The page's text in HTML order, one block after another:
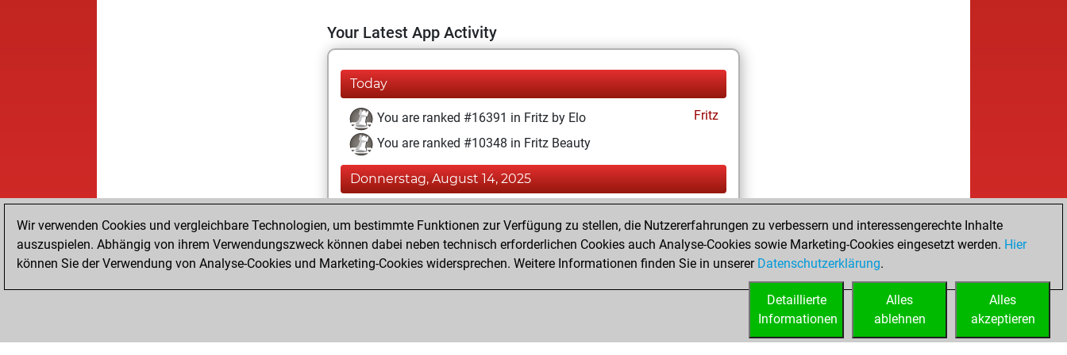
Your Latest App Activity
Today
You are ranked #16391 in Fritz by Elo
Fritz
You are ranked #10348 in Fritz Beauty
Donnerstag, August 14, 2025
You achieved a new Elo of 1585
You created your Fritz account
Wir verwenden Cookies und vergleichbare Technologien, um bestimmte Funktionen zur Verfügung zu stellen, die Nutzererfahrungen zu verbessern und interessengerechte Inhalte
auszuspielen. Abhängig von ihrem Verwendungszweck können dabei neben technisch erforderlichen Cookies auch Analyse-Cookies sowie Marketing-Cookies eingesetzt werden. Hier
können Sie der Verwendung von Analyse-Cookies und Marketing-Cookies widersprechen. Weitere Informationen finden Sie in unserer Datenschutzerklärung.
Alles
akzeptieren
Alles
ablehnen
Detaillierte
Informationen